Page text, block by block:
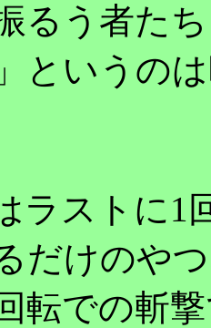
るう者た
というの
ラストに1
だけのや
転での斬